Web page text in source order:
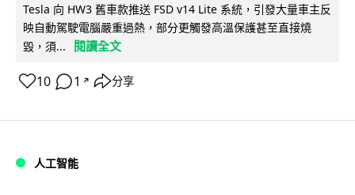
Tesla 向 HW3 舊車款推送 FSD v14 Lite 系統，引發大量車主反
映自動駕駛電腦嚴重過熱，部分更觸發高溫保護甚至直接燒
毀，須...
閱讀全文
10 1 ↗ 分享
人工智能